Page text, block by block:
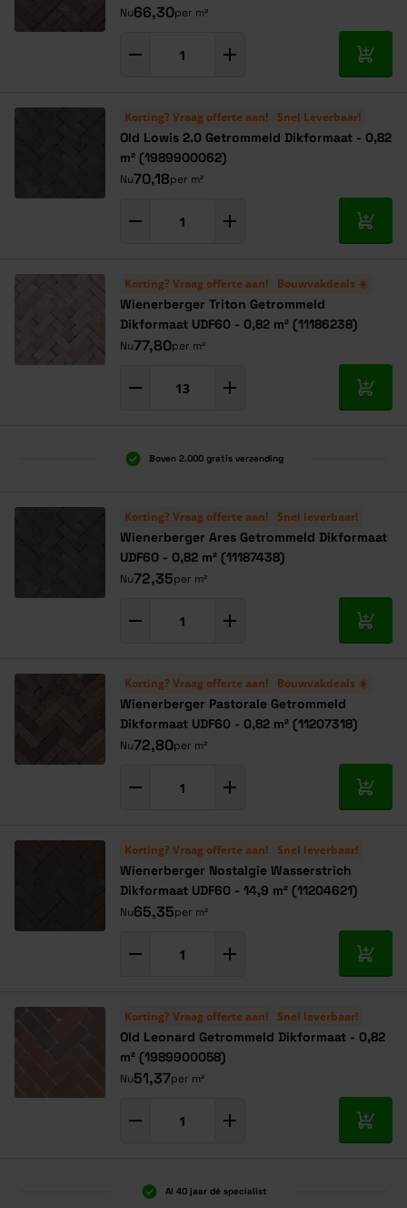
Nu66,30per m²
In
Korting? Vraag offerte aan! Snel Leverbaar!
Old Lowis 2.0 Getrommeld Dikformaat - 0,82
m² (1989900062)
Nu70,18per m²
In
Korting? Vraag offerte aan! Bouwvakdeals ☀️
Wienerberger Triton Getrommeld
Dikformaat UDF60 - 0,82 m² (11186238)
Nu77,80per m²
In
Boven 2.000 gratis verzending
Korting? Vraag offerte aan! Snel leverbaar!
Wienerberger Ares Getrommeld Dikformaat
UDF60 - 0,82 m² (11187438)
Nu72,35per m²
In
Korting? Vraag offerte aan! Bouwvakdeals ☀️
Wienerberger Pastorale Getrommeld
Dikformaat UDF60 - 0,82 m² (11207318)
Nu72,80per m²
In
Korting? Vraag offerte aan! Snel leverbaar!
Wienerberger Nostalgie Wasserstrich
Dikformaat UDF60 - 14,9 m² (11204621)
Nu65,35per m²
In
Korting? Vraag offerte aan! Snel leverbaar!
Old Leonard Getrommeld Dikformaat - 0,82
m² (1989900058)
Nu51,37per m²
In
Al 40 jaar dé specialist